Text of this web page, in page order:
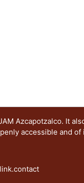
Azcapotzalco. It
accessible and